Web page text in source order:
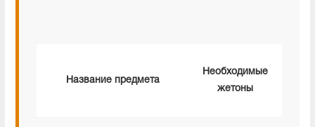
Название предмета
Необходимые
жетоны